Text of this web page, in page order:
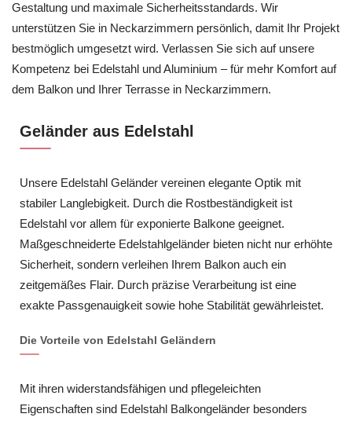
Gestaltung und maximale Sicherheitsstandards. Wir
unterstützen Sie in Neckarzimmern persönlich, damit Ihr Projekt
bestmöglich umgesetzt wird. Verlassen Sie sich auf unsere
Kompetenz bei Edelstahl und Aluminium – für mehr Komfort auf
dem Balkon und Ihrer Terrasse in Neckarzimmern.
Geländer aus Edelstahl
Unsere Edelstahl Geländer vereinen elegante Optik mit
stabiler Langlebigkeit. Durch die Rostbeständigkeit ist
Edelstahl vor allem für exponierte Balkone geeignet.
Maßgeschneiderte Edelstahlgeländer bieten nicht nur erhöhte
Sicherheit, sondern verleihen Ihrem Balkon auch ein
zeitgemäßes Flair. Durch präzise Verarbeitung ist eine
exakte Passgenauigkeit sowie hohe Stabilität gewährleistet.
Die Vorteile von Edelstahl Geländern
Mit ihren widerstandsfähigen und pflegeleichten
Eigenschaften sind Edelstahl Balkongeländer besonders